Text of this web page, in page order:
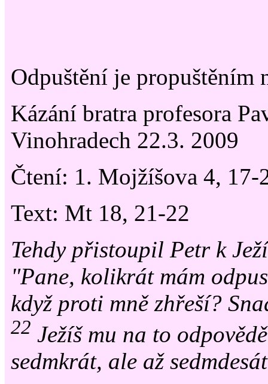
Odpuštění je propuštěním
Kázání bratra profesora
Vinohradech 22.3. 2009
Čtení: 1. Mojžíšova 4, 17-
Text: Mt 18, 21-22
Tehdy přistoupil Petr k
"Pane, kolikrát mám
když proti mně zhřeší?
22 Ježíš mu na to
sedmkrát, ale až